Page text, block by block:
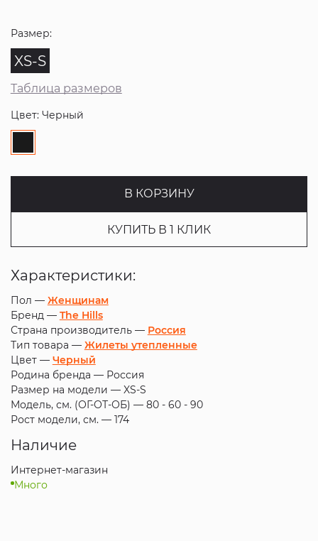
Размер:
XS-S
Таблица размеров
Цвет: Черный
В КОРЗИНУ
КУПИТЬ В 1 КЛИК
Характеристики:
Пол — Женщинам
Бренд — The Hills
Страна производитель — Россия
Тип товара — Жилеты утепленные
Цвет — Черный
Родина бренда — Россия
Размер на модели — XS-S
Модель, см. (ОГ-ОТ-ОБ) — 80 - 60 - 90
Рост модели, см. — 174
Наличие
Интернет-магазин
Много